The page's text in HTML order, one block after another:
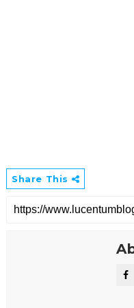
Share This